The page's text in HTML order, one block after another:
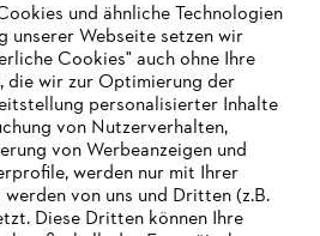
für Lieferunternehmen
und ähnliche Technologien
unserer Webseite setzen wir
Cookies" auch ohne Ihre
die wir zur Optimierung der
personalisierter Inhalte
von Nutzerverhalten,
von Werbeanzeigen und
werden nur mit Ihrer
von uns und Dritten (z.B.
Diese Dritten können Ihre